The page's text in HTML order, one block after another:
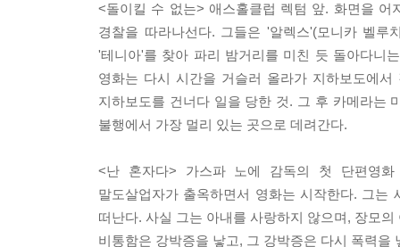
<돌이킬 수 없는> 애스홀클럽 렉텀 앞. 화면을
경찰을 따라나선다. 그들은 '알렉스'(모니카 벨
'테니아'를 찾아 파리 밤거리를 미친 듯 돌아다니
영화는 다시 시간을 거슬러 올라가 지하보도에
지하보도를 건너다 일을 당한 것. 그 후 카메라는
불행에서 가장 멀리 있는 곳으로 데려간다.
<난 혼자다> 가스파 노에 감독의 첫 단편영
말도살업자가 출옥하면서 영화는 시작한다. 그
떠난다. 사실 그는 아내를 사랑하지 않으며, 장모
비통함은 강박증을 낳고, 그 강박증은 다시 폭력